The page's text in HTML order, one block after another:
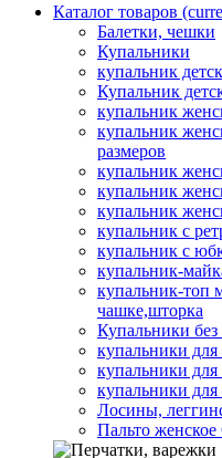
Каталог товаров
Балетки, чешки
Купальники
купальник
Купальник
купальник
купальник
размеров
купальник
купальник
купальник
купальник с
купальник с
купальник-
купальник-топ
чашке,шторка
Купальники без
купальники
купальники
купальники для
Лосины,
Пальто женское